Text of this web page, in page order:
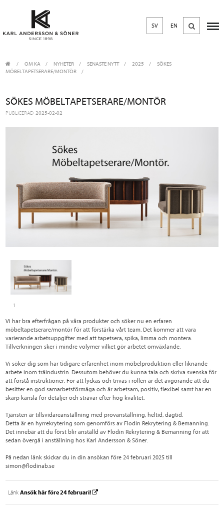
SV EN
OM KA / NYHETER / SENASTE NYTT 2025 /
SÖKES
MÖBELTAPETSERARE/MONTÖR
SÖKES MÖBELTAPETSERARE/MONTÖR
PUBLICERAD 2025-02-02
1
Vi har bra efterfrågan på våra produkter och söker nu en erfaren
möbeltapetserare/montör för att förstärka vårt team. Det kommer att vara
varierande arbetsuppgifter med att tapetsera, spika, limma och montera.
Tillverkningen sker i mindre volymer vilket gör arbetet omväxlande.
Vi söker dig som har tidigare erfarenhet inom möbelproduktion eller liknande
arbete inom träindustrin. Dessutom behöver du kunna tala och skriva svenska för
att förstå instruktioner. För att lyckas och trivas i rollen är det avgörande att du
besitter en god samarbetsförmåga och är arbetsam, positiv, flexibel samt har en
skarp känsla för detaljer och strävar efter hög kvalitet.
Tjänsten är tillsvidareanställning med provanställning, heltid, dagtid.
Detta är en hyrrekrytering som genomförs av Flodin Rekrytering & Bemanning.
Det innebär att du först blir anställd av Flodin Rekrytering & Bemanning för att
sedan övergå i anställning hos Karl Andersson & Söner.
På nedan länk skickar du in din ansökan före 24 februari 2025 till
simon@flodinab.se
LänkAnsök här före 24 februari!